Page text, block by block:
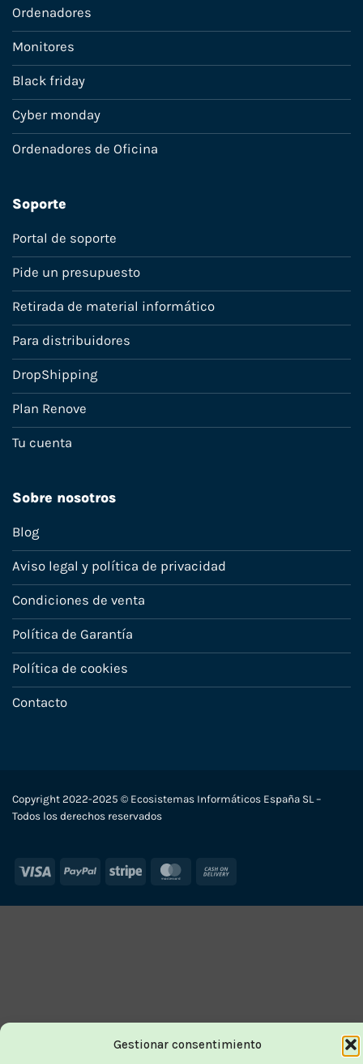
Gestionar consentimiento
Ordenadores
Monitores
Black friday
Cyber monday
Ordenadores de Oficina
Soporte
Portal de soporte
Pide un presupuesto
Retirada de material informático
Para distribuidores
DropShipping
Plan Renove
Tu cuenta
Sobre nosotros
Blog
Aviso legal y política de privacidad
Condiciones de venta
Política de Garantía
Política de cookies
Contacto
Copyright 2022-2025 © Ecosistemas Informáticos España SL –
Todos los derechos reservados
Visa PayPal Stripe MasterCard